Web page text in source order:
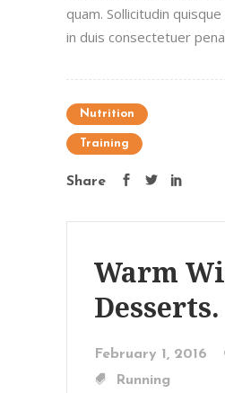
quam. Sollicitudin
in duis consectetuer
Nutrition
Training
Share
Warm
Desserts.
February 1, 2016
Running